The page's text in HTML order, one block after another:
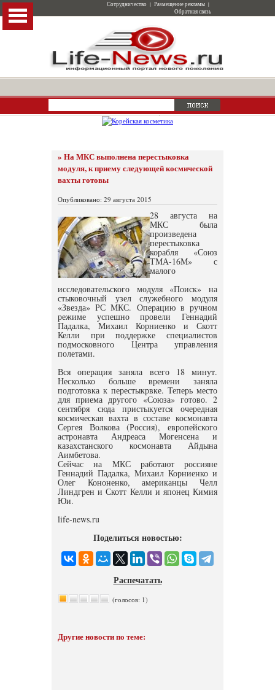
Сотрудничество | Размещение рекламы |
Обратная связь
» На МКС выполнена перестыковка
модуля, к приему следующей космической
вахты готовы
Опубликовано: 29 августа 2015
28 августа на
МКС была
произведена
перестыковка
корабля «Союз
ТМА-16М» с
малого
исследовательского модуля «Поиск» на
стыковочный узел служебного модуля
«Звезда» РС МКС. Операцию в ручном
режиме успешно провели Геннадий
Падалка, Михаил Корниенко и Скотт
Келли при поддержке специалистов
подмосковного Центра управления
полетами.
Вся операция заняла всего 18 минут.
Несколько больше времени заняла
подготовка к перестыкрвке. Теперь место
для приема другого «Союза» готово. 2
сентября сюда пристыкуется очередная
космическая вахта в составе космонавта
Сергея Волкова (Россия), европейского
астронавта Андреаса Могенсена и
казахстанского космонавта Айдына
Аимбетова.
Сейчас на МКС работают россияне
Геннадий Падалка, Михаил Корниенко и
Олег Кононенко, американцы Челл
Линдгрен и Скотт Келли и японец Кимия
Юи.
life-news.ru
Поделиться новостью:
Распечатать
(голосов: 1)
Другие новости по теме: